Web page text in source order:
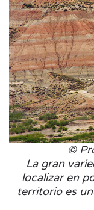
©
La gran
localizar en
territorio es